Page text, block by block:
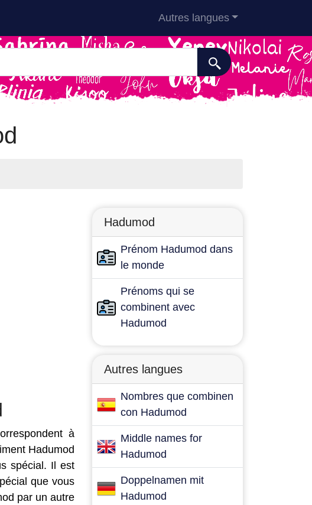
Autres langues
à
Hadumod
spécial. Il est
que vous
par un autre
Hadumod
Prénom Hadumod dans
le monde
Prénoms qui se
combinent avec
Hadumod
Autres langues
Nombres que combinen
con Hadumod
Middle names for
Hadumod
Doppelnamen mit
Hadumod